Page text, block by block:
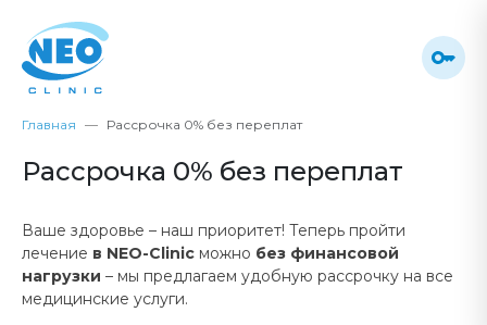
Главная Рассрочка 0% без переплат
Рассрочка 0% без переплат
Ваше здоровье – наш приоритет! Теперь пройти
лечение в NEO-Clinic можно без финансовой
нагрузки – мы предлагаем удобную рассрочку на все
медицинские услуги.